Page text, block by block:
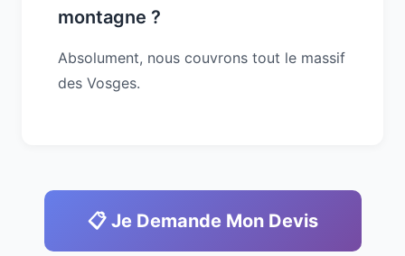
montagne ?
Absolument, nous couvrons tout le massif
des Vosges.
📋 Je Demande Mon Devis